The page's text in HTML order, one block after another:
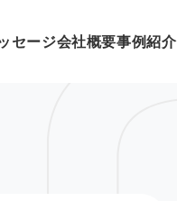
セージ会社概要事例紹介